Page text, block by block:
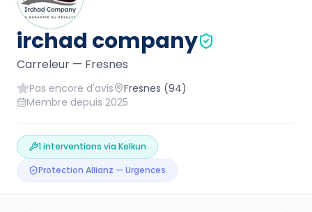
irchad company
Carreleur — Fresnes
Pas encore d'avis Fresnes (94)
Membre depuis 2025
1interventions via Kelkun
Protection Allianz — Urgences